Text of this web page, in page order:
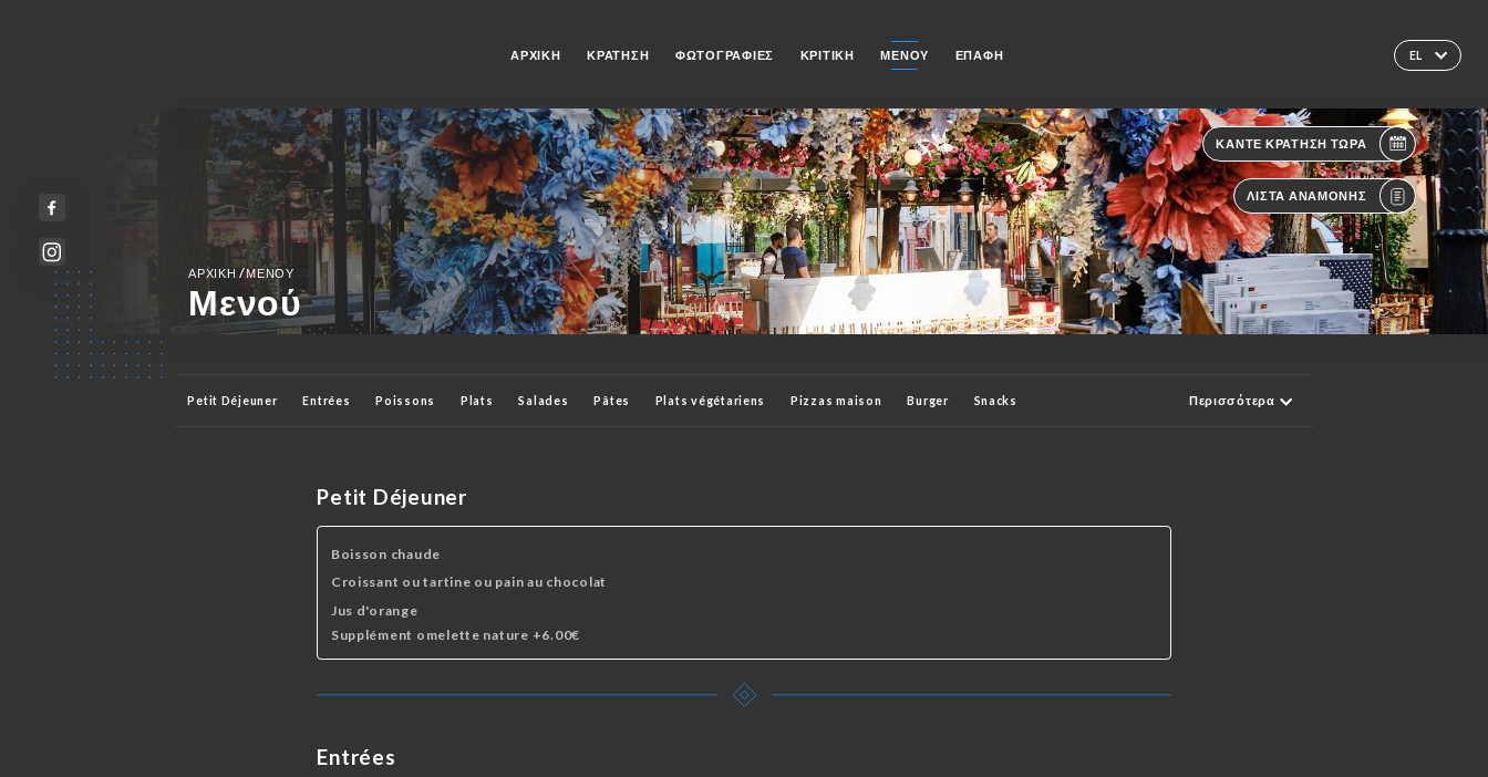
EL
ΑΡΧΙΚΉ ΚΡΆΤΗΣΗ ΦΩΤΟΓΡΑΦΊΕΣ ΚΡΙΤΙΚΉ ΜΕΝΟΎ ΕΠΑΦΉ
ΚΆΝΤΕ ΚΡΆΤΗΣΗ ΤΏΡΑ
ΛΊΣΤΑ ΑΝΑΜΟΝΉΣ
ΑΡΧΙΚΉ/ΜΕΝΟΎ
Μενού
Petit Déjeuner Entrées Poissons Plats Salades Pâtes Plats végétariens Pizzas maison Burger Snacks Περισσότερα
Petit Déjeuner
Boisson chaude
Croissant ou tartine ou pain au chocolat
Jus d'orange
Supplément omelette nature +6.00€
Entrées